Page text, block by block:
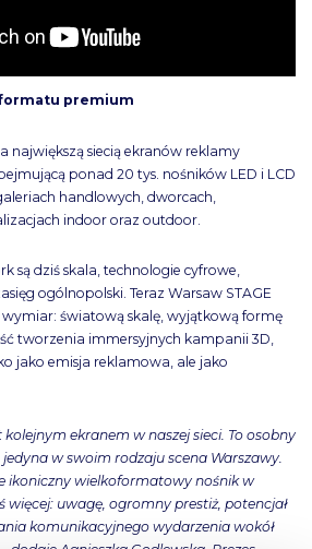
premium
największą siecią ekranów reklamy
ponad 20 tys. nośników LED i LCD
handlowych, dworcach,
indoor oraz outdoor.
są dziś skala, technologie cyfrowe,
ogólnopolski. Teraz Warsaw STAGE
światową skalę, wyjątkową formę
tworzenia immersyjnych kampanii 3D,
jako emisja reklamowa, ale jako
kolejnym ekranem w naszej sieci. To osobny
w swoim rodzaju scena Warszawy.
ikoniczny wielkoformatowy nośnik w
uwagę, ogromny prestiż, potencjał
komunikacyjnego wydarzenia wokół